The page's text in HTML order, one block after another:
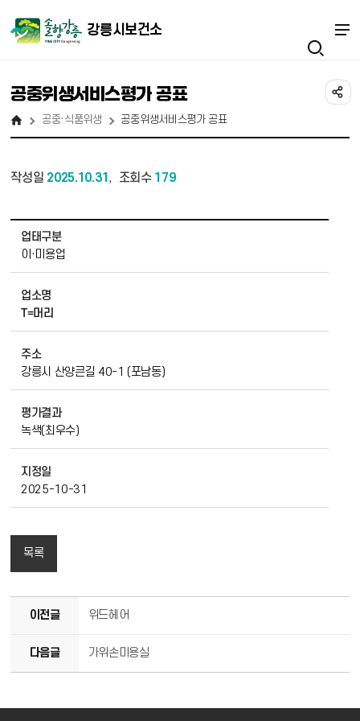
강릉시보건소
공중위생서비스평가 공표
공중·식품위생 공중위생서비스평가 공표
작성일 2025.10.31 , 조회수 179
업태구분
이·미용업
업소명
T=머리
주소
강릉시 산양큰길 40-1 (포남동)
평가결과
녹색(최우수)
지정일
2025-10-31
목록
이전글 위드헤어
다음글 가위손미용실